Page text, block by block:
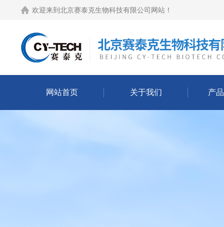
欢迎来到 北京赛泰克生物科技有限公司网站 ！
网站首页 关于我们 产